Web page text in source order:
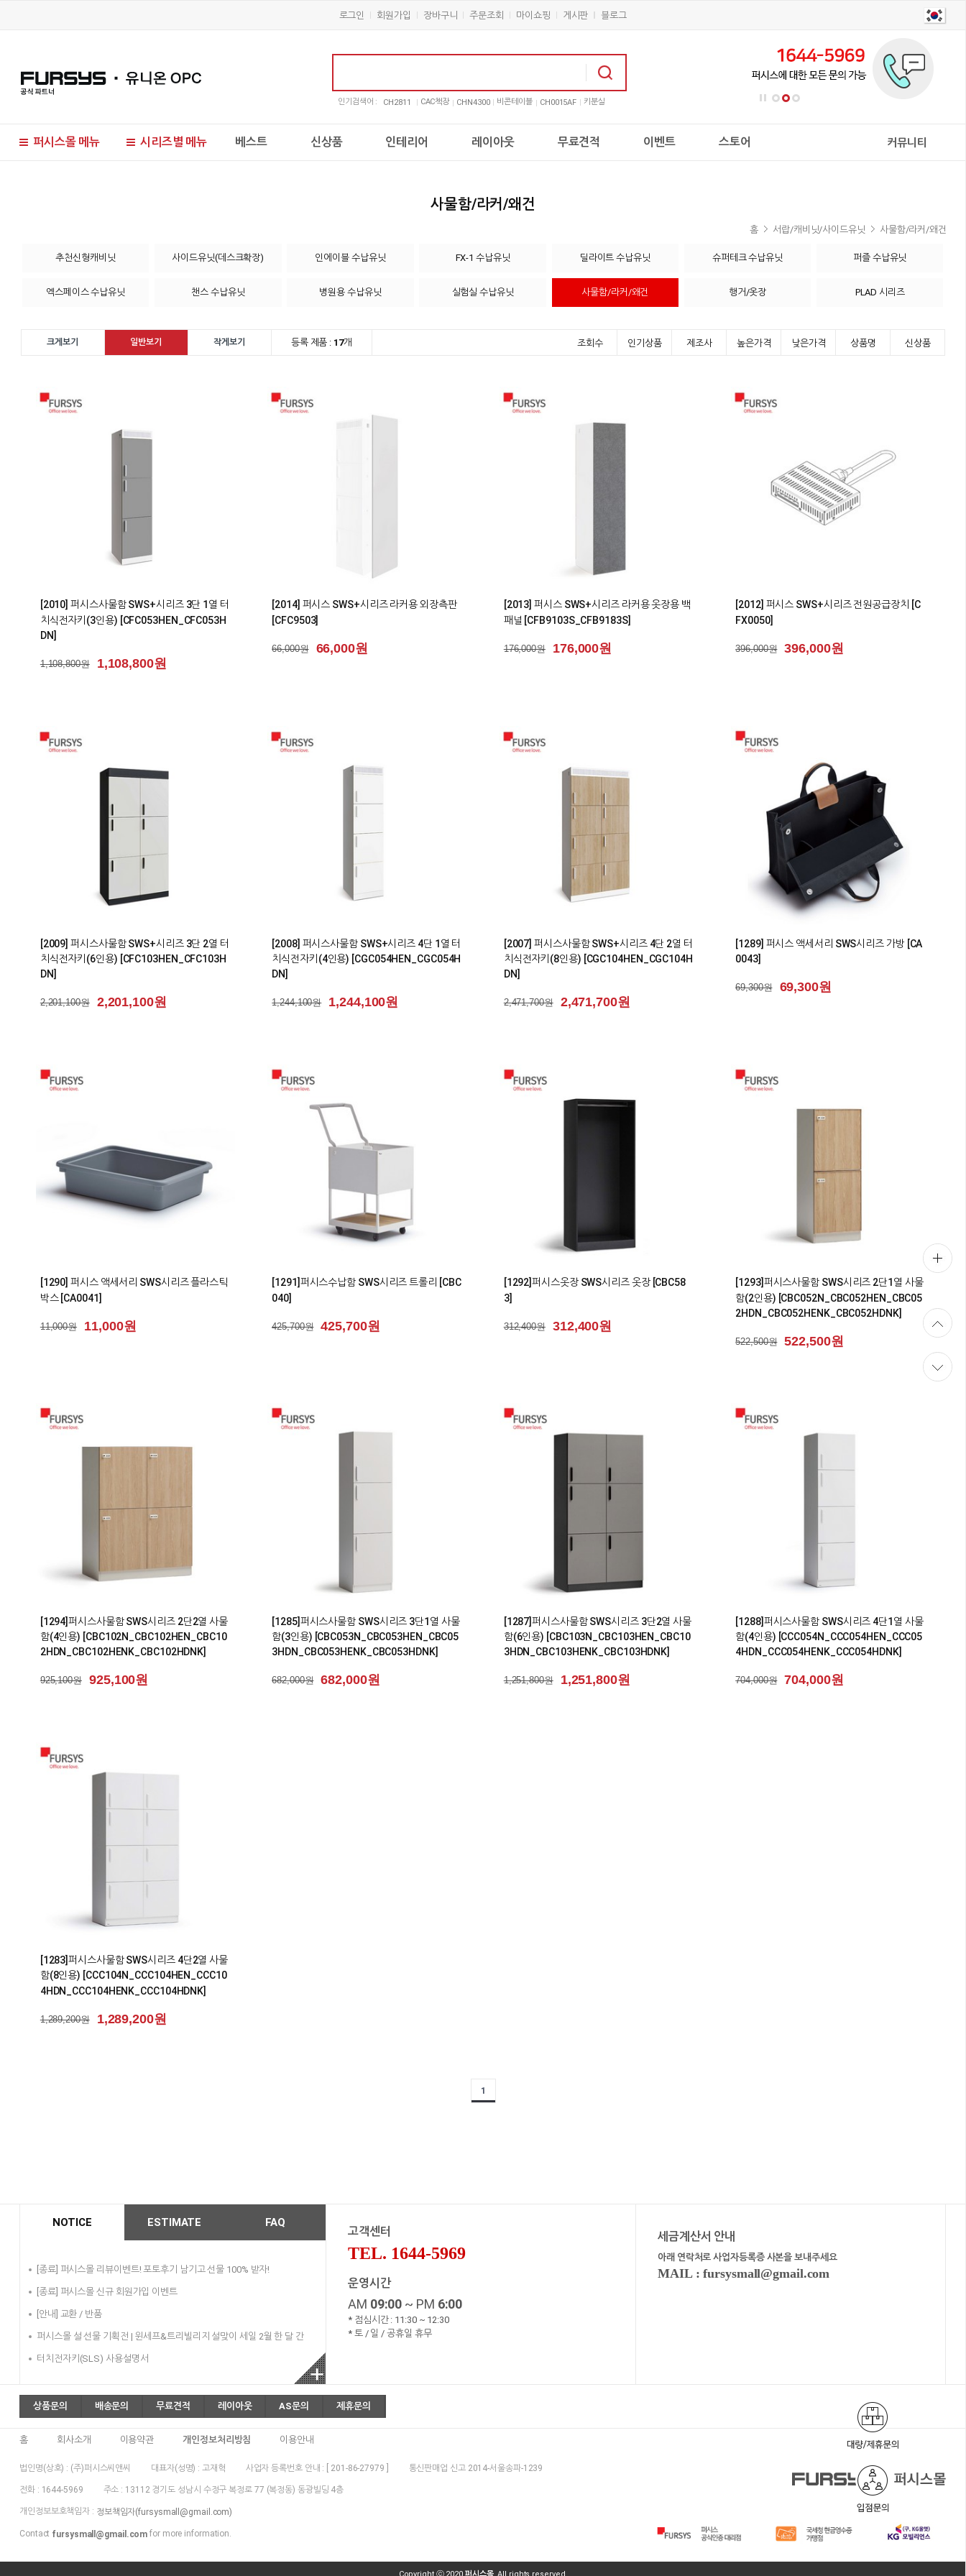
로그인 회원가입 장바구니 주문조회 마이쇼핑 게시판 블로그
인기검색어 : CH2811 CAC책장 CHN4300 비콘테이블 CH0015AF 키분실
퍼시스몰 메뉴 시리즈별 메뉴 베스트 신상품 인테리어 레이아웃 무료견적 이벤트 스토어 커뮤니티
사물함/라커/왜건
홈 서랍/캐비닛/사이드유닛 사물함/라커/왜건
추천신형캐비닛 사이드유닛(데스크확장) 인에이블 수납유닛 FX-1 수납유닛 딜라이트 수납유닛 슈퍼테크 수납유닛 퍼즐 수납유닛
엑스페이스 수납유닛 챈스 수납유닛 병원용 수납유닛 실험실 수납유닛 사물함/라커/왜건 행거/옷장 PLAD 시리즈
크게보기 일반보기 작게보기 등록 제품 : 17개 신상품
상품명
낮은가격
높은가격
제조사
인기상품
조회수
[2010] 퍼시스사물함 SWS+시리즈 3단 1열 터
치식전자키(3인용) [CFC053HEN_CFC053H
DN]
1,108,800원 1,108,800원
[2014] 퍼시스 SWS+시리즈 라커용 외장측판
[CFC9503]
66,000원 66,000원
[2013] 퍼시스 SWS+시리즈 라커용 옷장용 백
패널 [CFB9103S_CFB9183S]
176,000원 176,000원
[2012] 퍼시스 SWS+시리즈 전원공급장치 [C
FX0050]
396,000원 396,000원
[2009] 퍼시스사물함 SWS+시리즈 3단 2열 터
치식전자키(6인용) [CFC103HEN_CFC103H
DN]
2,201,100원 2,201,100원
[2008] 퍼시스사물함 SWS+시리즈 4단 1열 터
치식전자키(4인용) [CGC054HEN_CGC054H
DN]
1,244,100원 1,244,100원
[2007] 퍼시스사물함 SWS+시리즈 4단 2열 터
치식전자키(8인용) [CGC104HEN_CGC104H
DN]
2,471,700원 2,471,700원
[1289] 퍼시스 액세서리 SWS시리즈 가방 [CA
0043]
69,300원 69,300원
[1290] 퍼시스 액세서리 SWS시리즈 플라스틱
박스 [CA0041]
11,000원 11,000원
[1291]퍼시스수납함 SWS시리즈 트롤리 [CBC
040]
425,700원 425,700원
[1292]퍼시스옷장 SWS시리즈 옷장 [CBC58
3]
312,400원 312,400원
[1293]퍼시스사물함 SWS시리즈 2단1열 사물
함(2인용) [CBC052N_CBC052HEN_CBC05
2HDN_CBC052HENK_CBC052HDNK]
522,500원 522,500원
[1294]퍼시스사물함 SWS시리즈 2단2열 사물
함(4인용) [CBC102N_CBC102HEN_CBC10
2HDN_CBC102HENK_CBC102HDNK]
925,100원 925,100원
[1285]퍼시스사물함 SWS시리즈 3단1열 사물
함(3인용) [CBC053N_CBC053HEN_CBC05
3HDN_CBC053HENK_CBC053HDNK]
682,000원 682,000원
[1287]퍼시스사물함 SWS시리즈 3단2열 사물
함(6인용) [CBC103N_CBC103HEN_CBC10
3HDN_CBC103HENK_CBC103HDNK]
1,251,800원 1,251,800원
[1288]퍼시스사물함 SWS시리즈 4단1열 사물
함(4인용) [CCC054N_CCC054HEN_CCC05
4HDN_CCC054HENK_CCC054HDNK]
704,000원 704,000원
[1283]퍼시스사물함 SWS시리즈 4단2열 사물
함(8인용) [CCC104N_CCC104HEN_CCC10
4HDN_CCC104HENK_CCC104HDNK]
1,289,200원 1,289,200원
1
NOTICE ESTIMATE FAQ
[종료] 퍼시스몰 리뷰이벤트! 포토후기 남기고 선물 100% 받자!
[종료] 퍼시스몰 신규 회원가입 이벤트
[안내] 교환 / 반품
퍼시스몰 설 선물 기획전 | 윈세프&트리빌리지 설맞이 세일 2월 한 달 간
터치전자키(SLS) 사용설명서
고객센터
TEL. 1644-5969
운영시간
AM 09:00 ~ PM 6:00
* 점심시간 : 11:30 ~ 12:30
* 토 / 일 / 공휴일 휴무
세금계산서 안내
아래 연락처로 사업자등록증 사본을 보내주세요
MAIL : fursysmall@gmail.com
상품문의 배송문의 무료견적 레이아웃 AS문의 제휴문의
홈 회사소개 이용약관 개인정보처리방침 이용안내
법인명(상호) : (주)퍼시스씨앤씨 대표자(성명) : 고재혁 사업자 등록번호 안내 : [ 201-86-27979 ] 통신판매업 신고 2014-서울송파-1239
전화 : 1644-5969 주소 : 13112 경기도 성남시 수정구 복정로 77 (복정동) 동광빌딩 4층
개인정보보호책임자 : 정보책임자(fursysmall@gmail.com)
Contact fursysmall@gmail.com for more information.
Copyright ⓒ 2020 퍼시스몰. All rights reserved.